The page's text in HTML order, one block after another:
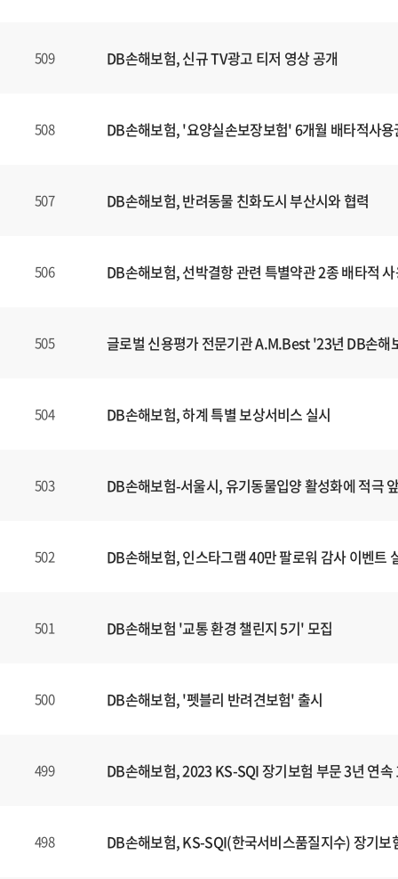
509 DB손해보험, 신규 TV광고 티저 영상 공개
508 DB손해보험, '요양실손보장보험' 6개월 배타적사용
507 DB손해보험, 반려동물 친화도시 부산시와 협력
506 DB손해보험, 선박결항 관련 특별약관 2종 배타적
505 글로벌 신용평가 전문기관 A.M.Best '23년 DB손
504 DB손해보험, 하계 특별 보상서비스 실시
503 DB손해보험-서울시, 유기동물입양 활성화에 적극
502 DB손해보험, 인스타그램 40만 팔로워 감사 이벤트
501 DB손해보험 '교통 환경 챌린지 5기' 모집
500 DB손해보험, '펫블리 반려견보험' 출시
499 DB손해보험, 2023 KS-SQI 장기보험 부문 3년 연속
498 DB손해보험, KS-SQI(한국서비스품질지수) 장기보